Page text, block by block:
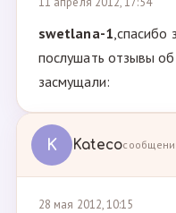
swetlana-1,спасибо
послушать отзывы об
засмущали:
K Kateco
28 мая 2012, 10:15